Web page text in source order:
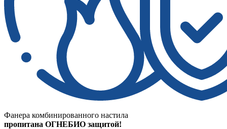
Фанера комбинированного настила
пропитана ОГНЕБИО защитой!